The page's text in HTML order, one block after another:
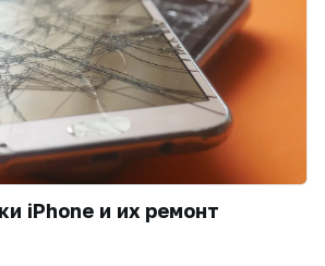
iPhone и их ремонт